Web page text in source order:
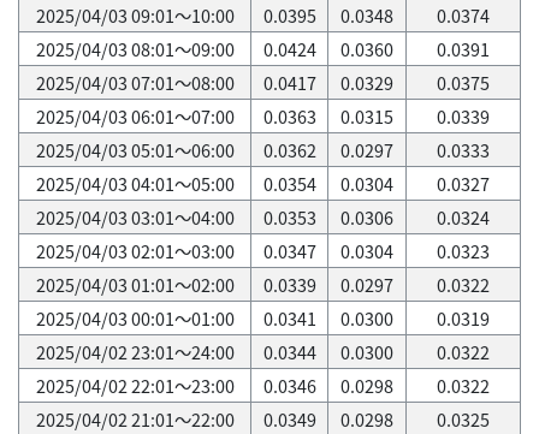
2025/04/03 09:01～10:00
0.0395 0.0348
0.0374
2025/04/03 08:01～09:00
0.0424 0.0360
0.0391
2025/04/03 07:01～08:00
0.0417 0.0329
0.0375
2025/04/03 06:01～07:00
0.0363 0.0315
0.0339
2025/04/03 05:01～06:00
0.0362 0.0297
0.0333
2025/04/03 04:01～05:00
0.0354 0.0304
0.0327
2025/04/03 03:01～04:00
0.0353 0.0306
0.0324
2025/04/03 02:01～03:00
0.0347 0.0304
0.0323
2025/04/03 01:01～02:00
0.0339 0.0297
0.0322
2025/04/03 00:01～01:00
0.0341 0.0300
0.0319
2025/04/02 23:01～24:00
0.0344 0.0300
0.0322
2025/04/02 22:01～23:00
0.0346 0.0298
0.0322
2025/04/02 21:01～22:00
0.0349 0.0298
0.0325